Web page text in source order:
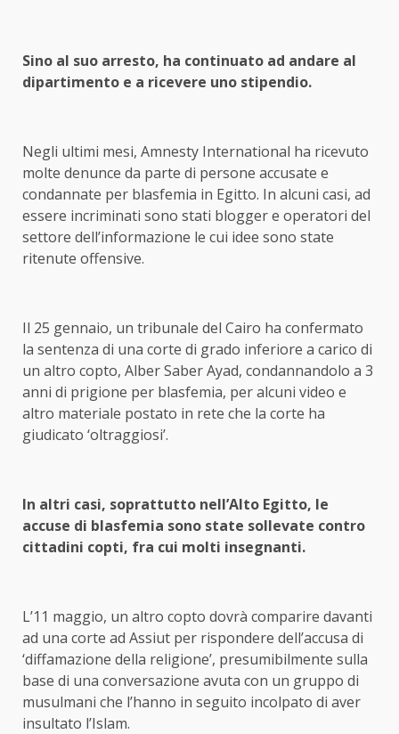
Sino al suo arresto, ha continuato ad andare al
dipartimento e a ricevere uno stipendio.
Negli ultimi mesi, Amnesty International ha ricevuto
molte denunce da parte di persone accusate e
condannate per blasfemia in Egitto. In alcuni casi, ad
essere incriminati sono stati blogger e operatori del
settore dell’informazione le cui idee sono state
ritenute offensive.
Il 25 gennaio, un tribunale del Cairo ha confermato
la sentenza di una corte di grado inferiore a carico di
un altro copto, Alber Saber Ayad, condannandolo a 3
anni di prigione per blasfemia, per alcuni video e
altro materiale postato in rete che la corte ha
giudicato ‘oltraggiosi’.
In altri casi, soprattutto nell’Alto Egitto, le
accuse di blasfemia sono state sollevate contro
cittadini copti, fra cui molti insegnanti.
L’11 maggio, un altro copto dovrà comparire davanti
ad una corte ad Assiut per rispondere dell’accusa di
‘diffamazione della religione’, presumibilmente sulla
base di una conversazione avuta con un gruppo di
musulmani che l’hanno in seguito incolpato di aver
insultato l’Islam.